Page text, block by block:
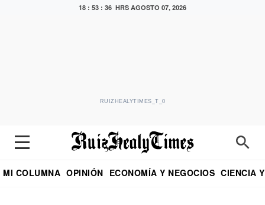
18 : 53 : 37 HRS AGOSTO 07, 2026
RUIZHEALYTIMES_T_0
MI COLUMNA OPINIÓN ECONOMÍA Y NEGOCIOS CIENCIA